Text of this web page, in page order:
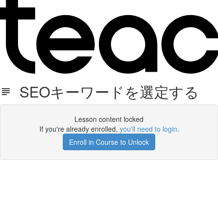
SEOキーワードを選定する
Lesson content locked
If you're already enrolled, you'll need to login.
Enroll in Course to Unlock